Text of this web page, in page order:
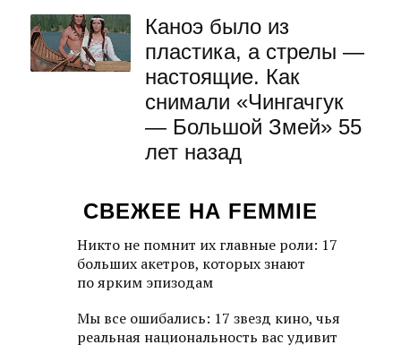
Каноэ было из
пластика, а стрелы —
настоящие. Как
снимали «Чингачгук
— Большой Змей» 55
лет назад
СВЕЖЕЕ НА FEMMIE
Никто не помнит их главные роли: 17
больших акетров, которых знают
по ярким эпизодам
Мы все ошибались: 17 звезд кино, чья
реальная национальность вас удивит